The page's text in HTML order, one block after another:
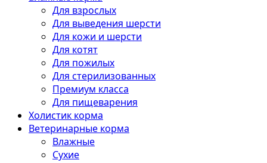
Для взрослых
Для выведения шерсти
Для кожи и шерсти
Для котят
Для пожилых
Для стерилизованных
Премиум класса
Для пищеварения
Холистик корма
Ветеринарные корма
Влажные
Сухие